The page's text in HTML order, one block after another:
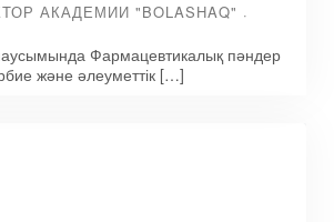
АКАДЕМИИ "BOLASHAQ"
Фармацевтикалық пәндер
және әлеуметтік […]